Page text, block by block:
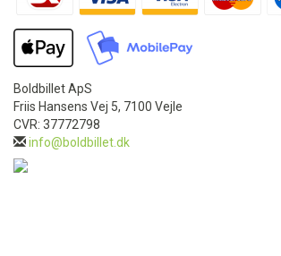
Boldbillet ApS
Friis Hansens Vej 5, 7100 Vejle
CVR: 37772798
info@boldbillet.dk